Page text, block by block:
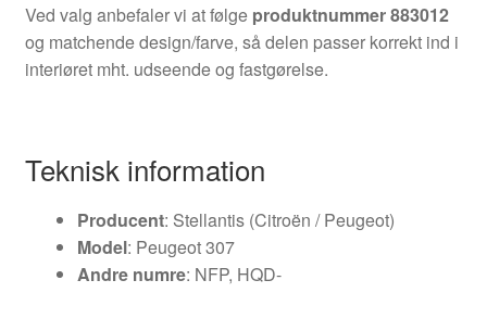
Ved valg anbefaler vi at følge produktnummer 883012
og matchende design/farve, så delen passer korrekt ind i
interiøret mht. udseende og fastgørelse.
Teknisk information
Producent: Stellantis (Citroën / Peugeot)
Model: Peugeot 307
Andre numre: NFP, HQD-